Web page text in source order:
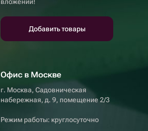
Добавить товары
Офис в Москве
г. Москва, Садовническая
набережная, д. 9, помещение 2/3
Режим работы: круглосуточно